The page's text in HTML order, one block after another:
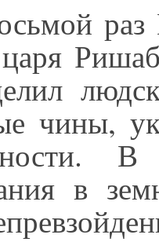
чины,
в